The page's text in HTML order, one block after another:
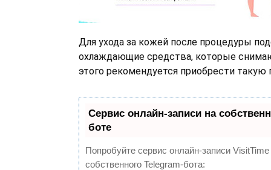
Для ухода за кожей после процедуры
охлаждающие средства, которые
этого рекомендуется приобрести такую
Сервис онлайн-записи на
боте
Попробуйте сервис онлайн-записи
собственного Telegram-бота: